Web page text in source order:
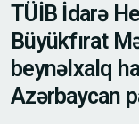
TÜİB İdarə
Büyükfırat
beynəlxalq
Azərbaycan